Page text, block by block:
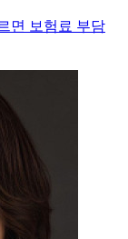
면 보험료 부담